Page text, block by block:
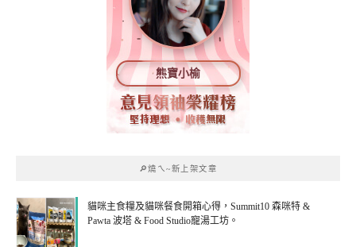
熊寶小榆
🔎燒ㄟ~新上架文章
貓咪主食糧及貓咪餐食開箱心得，Summit10 森咪特 &
Pawta 波塔 & Food Studio寵湯工坊。